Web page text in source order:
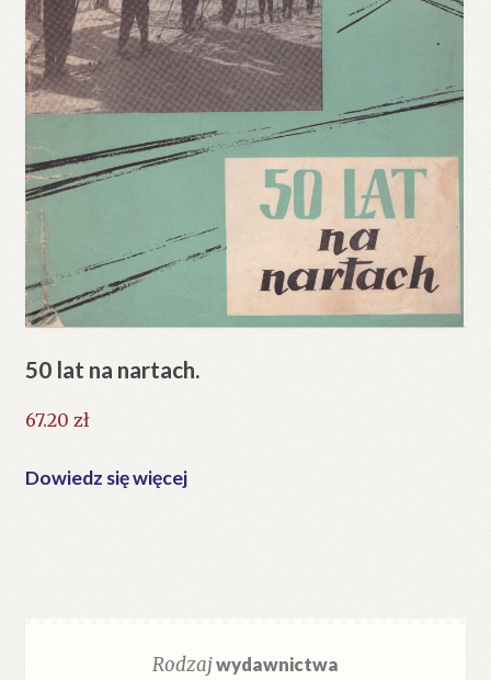
50 lat na nartach.
67.20 zł
Dowiedz się więcej
Rodzajwydawnictwa